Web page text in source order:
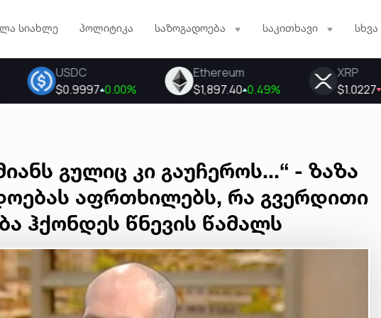
სიახლე პოლიტიკა საზოგადოება საკითხავი სხვა
გულიც კი გაუჩეროს...“ - ზაზა
აფრთხილებს, რა გვერდითი
ჰქონდეს წნევის წამალს